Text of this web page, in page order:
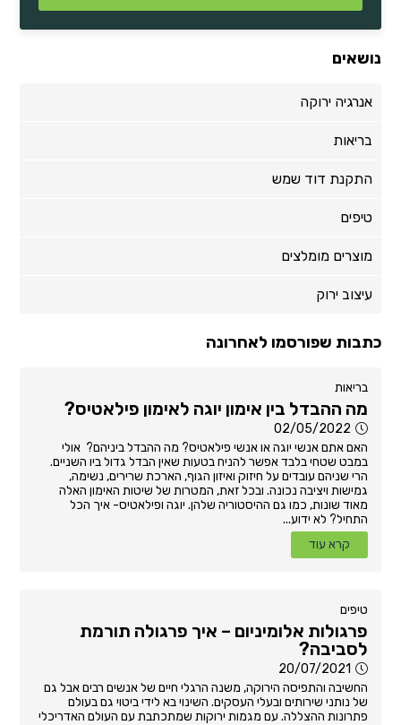
נושאים
אנרגיה ירוקה
בריאות
התקנת דוד שמש
טיפים
מוצרים מומלצים
עיצוב ירוק
כתבות שפורסמו לאחרונה
בריאות
מה ההבדל בין אימון יוגה לאימון פילאטיס?
02/05/2022
האם אתם אנשי יוגה או אנשי פילאטיס? מה ההבדל ביניהם? אולי
במבט שטחי בלבד אפשר להניח בטעות שאין הבדל גדול ביו השניים.
הרי שניהם עובדים על חיזוק ואיזון הגוף, הארכת שרירים, נשימה,
גמישות ויציבה נכונה. ובכל זאת, המטרות של שיטות האימון האלה
מאוד שונות, כמו גם ההיסטוריה שלהן. יוגה ופילאטיס- איך הכל
התחיל? לא ידוע...
קרא עוד
טיפים
פרגולות אלומיניום – איך פרגולה תורמת
לסביבה?
20/07/2021
החשיבה והתפיסה הירוקה, משנה הרגלי חיים של אנשים רבים אבל גם
של נותני שירותים ובעלי העסקים. השינוי בא לידי ביטוי גם בעולם
פתרונות ההצללה. עם מגמות ירוקות שמתכתבת עם העולם האדריכלי